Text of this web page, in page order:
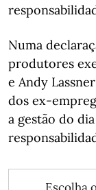
Numa
produtores
e Andy
dos ex-
a gestão do